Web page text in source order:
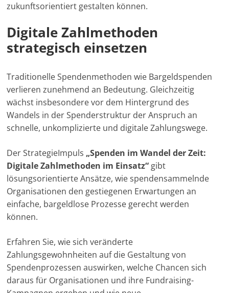
i
f
u
n
g
e
n
zukunftsorientiert gestalten können.
Digitale Zahlmethoden
strategisch einsetzen
Traditionelle Spendenmethoden wie Bargeldspenden
verlieren zunehmend an Bedeutung. Gleichzeitig
wächst insbesondere vor dem Hintergrund des
Wandels in der Spenderstruktur der Anspruch an
schnelle, unkomplizierte und digitale Zahlungswege.
Der StrategieImpuls „Spenden im Wandel der Zeit:
Digitale Zahlmethoden im Einsatz“ gibt
lösungsorientierte Ansätze, wie spendensammelnde
Organisationen den gestiegenen Erwartungen an
einfache, bargeldlose Prozesse gerecht werden
können.
Erfahren Sie, wie sich veränderte
Zahlungsgewohnheiten auf die Gestaltung von
Spendenprozessen auswirken, welche Chancen sich
daraus für Organisationen und ihre Fundraising-